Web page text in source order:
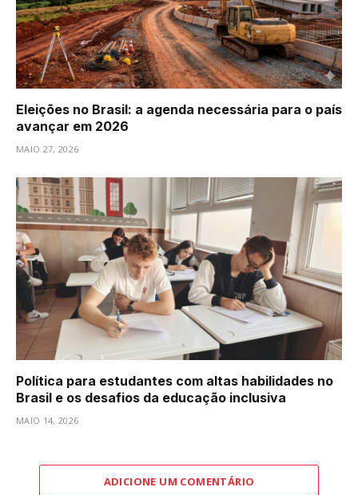
Eleições no Brasil: a agenda necessária para o país
avançar em 2026
MAIO 27, 2026
Política para estudantes com altas habilidades no
Brasil e os desafios da educação inclusiva
MAIO 14, 2026
ADICIONE UM COMENTÁRIO